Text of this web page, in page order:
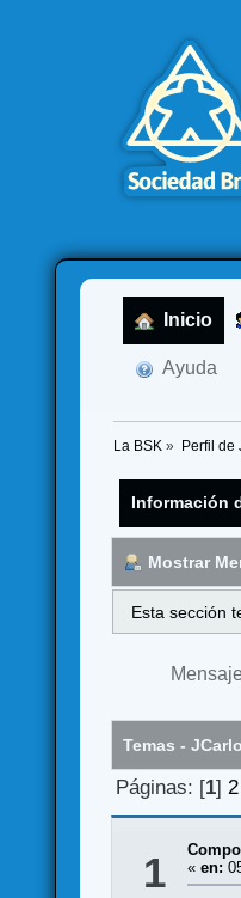
Inicio
Ayuda
La BSK » Perfil de
Información
Mostrar
Esta sección
Temas -
Páginas: [1] 2
1
«en: